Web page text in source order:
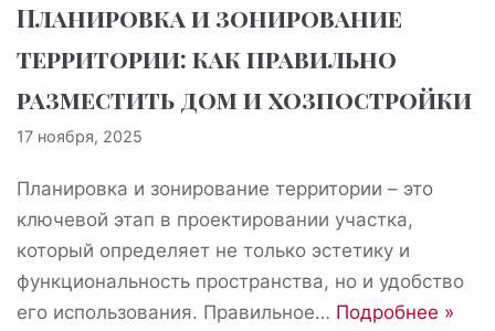
Планировка и зонирование
территории: как правильно
разместить дом и хозпостройки
17 ноября, 2025
Планировка и зонирование территории – это
ключевой этап в проектировании участка,
который определяет не только эстетику и
функциональность пространства, но и удобство
его использования. Правильное… Подробнее »